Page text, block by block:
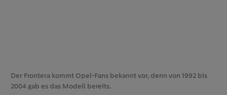
Der Frontera kommt Opel-Fans bekannt vor, denn von 1992 bis
2004 gab es das Modell bereits.